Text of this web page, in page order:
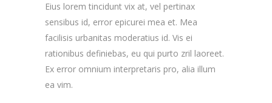
Eius lorem tincidunt vix at, vel pertinax
sensibus id, error epicurei mea et. Mea
facilisis urbanitas moderatius id. Vis ei
rationibus definiebas, eu qui purto zril laoreet.
Ex error omnium interpretaris pro, alia illum
ea vim.